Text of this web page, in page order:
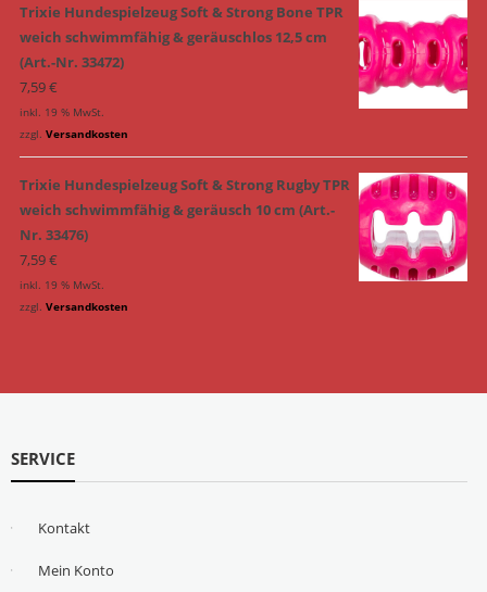
Trixie Hundespielzeug Soft & Strong Bone TPR
weich schwimmfähig & geräuschlos 12,5 cm
(Art.-Nr. 33472)
7,59€
inkl. 19 % MwSt.
zzgl. Versandkosten
Trixie Hundespielzeug Soft & Strong Rugby TPR
weich schwimmfähig & geräusch 10 cm (Art.-
Nr. 33476)
7,59€
inkl. 19 % MwSt.
zzgl. Versandkosten
SERVICE
Kontakt
Mein Konto